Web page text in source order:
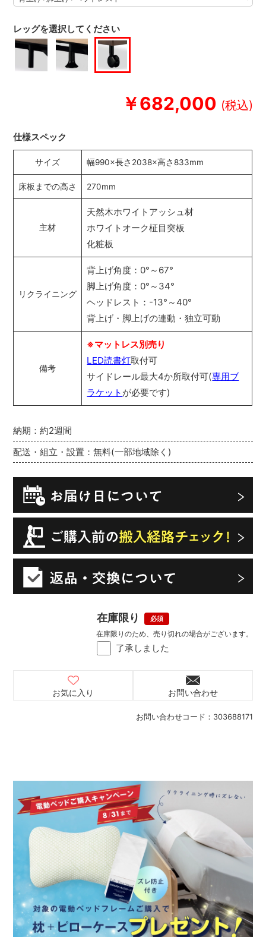
￥682,000
お問い合わせコード： 303688171
納期：約2週間
配送・組立・設置：無料(一部地域除く)
在庫限り
了承しました
在庫限りのため、売り切れの場合がございます。
レッグを選択してください
お気に入り お問い合わせ
仕様スペック
サイズ 幅990×長さ2038×高さ833mm
床板までの高さ 270mm
主材
天然木ホワイトアッシュ材
ホワイトオーク柾目突板
化粧板
リクライニング
背上げ角度：0°～67°
脚上げ角度：0°～34°
ヘッドレスト：-13°～40°
背上げ・脚上げの連動・独立可動
備考
※マットレス別売り
LED読書灯取付可
サイドレール最大4か所取付可(専用ブ
ラケット が必要です)